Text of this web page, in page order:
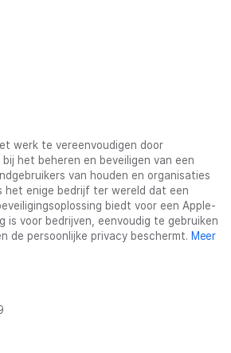
werk te vereenvoudigen door
het beheren en beveiligen van een
van houden en organisaties
het enige bedrijf ter wereld dat een
biedt voor een Apple-
is voor bedrijven, eenvoudig te gebruiken
de persoonlijke privacy beschermt. Meer